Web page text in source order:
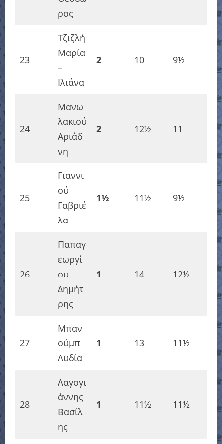
ρος
23
Τζιζλή
Μαρία
–
Ιλιάνα
2 10 9½
24
Μανω
λακιού
Αριάδ
νη
2 12½ 11
25
Γιαννι
ού
Γαβριέ
λα
1½ 11½ 9½
26
Παπαγ
εωργί
ου
Δημήτ
ρης
1 14 12½
27
Μπαν
ούμπ
Λυδία
1 13 11½
28
Λαγογι
άννης
Βασίλ
ης
1 11½ 11½